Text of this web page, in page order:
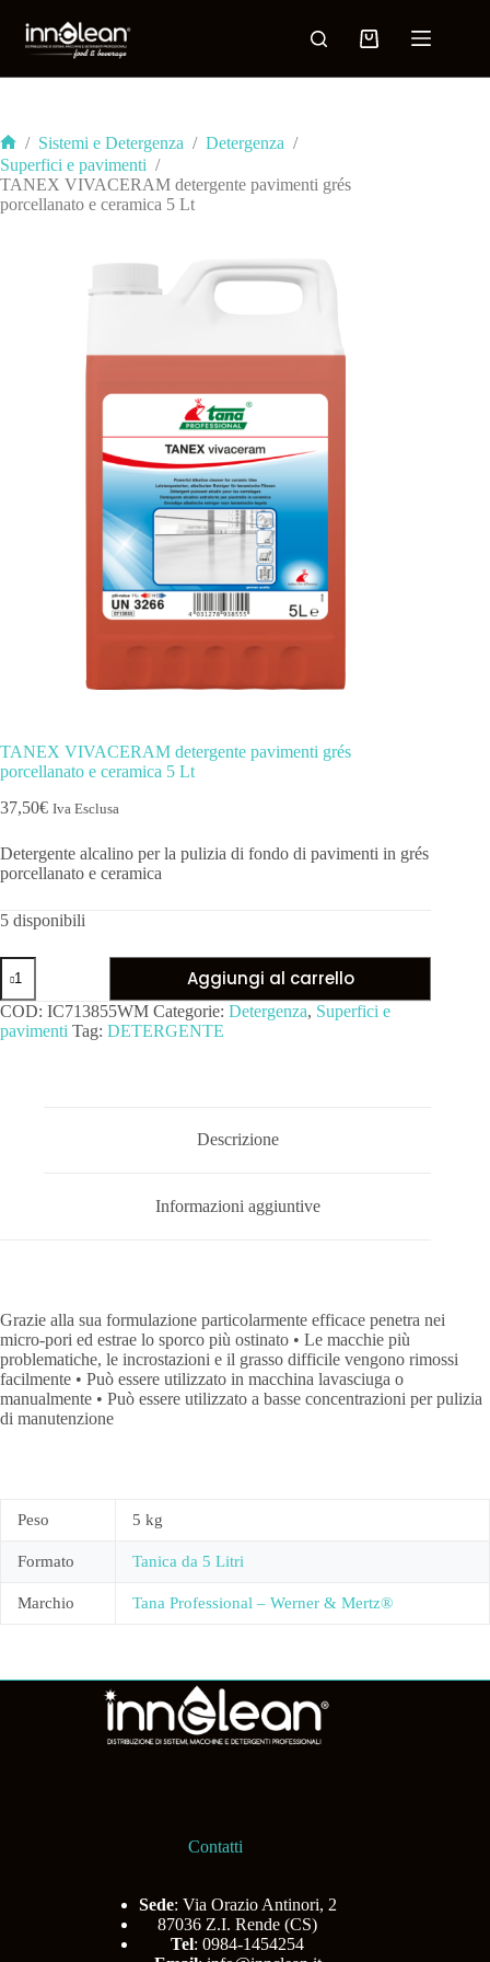
/ Sistemi e Detergenza / Detergenza /
Superfici e pavimenti /
TANEX VIVACERAM detergente pavimenti grés
porcellanato e ceramica 5 Lt
TANEX VIVACERAM detergente pavimenti grés
porcellanato e ceramica 5 Lt
37,50€ Iva Esclusa
Detergente alcalino per la pulizia di fondo di pavimenti in grés
porcellanato e ceramica
5 disponibili
Aggiungi al carrello
COD: IC713855WM Categorie: Detergenza, Superfici e
pavimenti Tag: DETERGENTE
Descrizione
Informazioni aggiuntive
Grazie alla sua formulazione particolarmente efficace penetra nei
micro-pori ed estrae lo sporco più ostinato • Le macchie più
problematiche, le incrostazioni e il grasso difficile vengono rimossi
facilmente • Può essere utilizzato in macchina lavasciuga o
manualmente • Può essere utilizzato a basse concentrazioni per pulizia
di manutenzione
Peso 5 kg
Formato Tanica da 5 Litri
Marchio Tana Professional – Werner & Mertz®
Contatti
Sede: Via Orazio Antinori, 2
87036 Z.I. Rende (CS)
Tel: 0984-1454254